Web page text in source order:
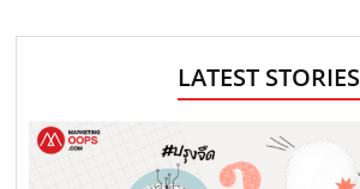
LATEST STORIES